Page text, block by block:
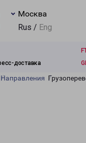
Москва
Rus / Eng
доставка
Направления